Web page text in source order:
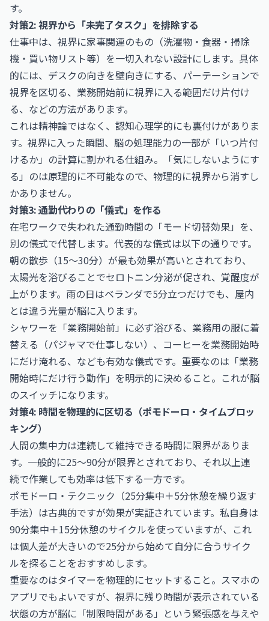
す。
対策2: 視界から「未完了タスク」を排除する
仕事中は、視界に家事関連のもの（洗濯物・食器・掃除
機・買い物リスト等）を一切入れない設計にします。具体
的には、デスクの向きを壁向きにする、パーテーションで
視界を区切る、業務開始前に視界に入る範囲だけ片付け
る、などの方法があります。
これは精神論ではなく、認知心理学的にも裏付けがありま
す。視界に入った瞬間、脳の処理能力の一部が「いつ片付
けるか」の計算に割かれる仕組み。「気にしないようにす
る」のは原理的に不可能なので、物理的に視界から消すし
かありません。
対策3: 通勤代わりの「儀式」を作る
在宅ワークで失われた通勤時間の「モード切替効果」を、
別の儀式で代替します。代表的な儀式は以下の通りです。
朝の散歩（15〜30分）が最も効果が高いとされており、
太陽光を浴びることでセロトニン分泌が促され、覚醒度が
上がります。雨の日はベランダで5分立つだけでも、屋内
とは違う光量が脳に入ります。
シャワーを「業務開始前」に必ず浴びる、業務用の服に着
替える（パジャマで仕事しない）、コーヒーを業務開始時
にだけ淹れる、なども有効な儀式です。重要なのは「業務
開始時にだけ行う動作」を明示的に決めること。これが脳
のスイッチになります。
対策4: 時間を物理的に区切る（ポモドーロ・タイムブロッ
キング）
人間の集中力は連続して維持できる時間に限界がありま
す。一般的に25〜90分が限界とされており、それ以上連
続で作業しても効率は低下する一方です。
ポモドーロ・テクニック（25分集中＋5分休憩を繰り返す
手法）は古典的ですが効果が実証されています。私自身は
90分集中＋15分休憩のサイクルを使っていますが、これ
は個人差が大きいので25分から始めて自分に合うサイク
ルを探ることをおすすめします。
重要なのはタイマーを物理的にセットすること。スマホの
アプリでもよいですが、視界に残り時間が表示されている
状態の方が脳に「制限時間がある」という緊張感を与えや